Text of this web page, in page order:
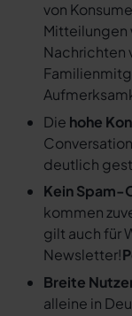
von
Mitteilungen
Nachrichten
Die hohe
deutlich
Kein Spam-
kommen
gilt auch für
Newsletter!
Breite
alleine in